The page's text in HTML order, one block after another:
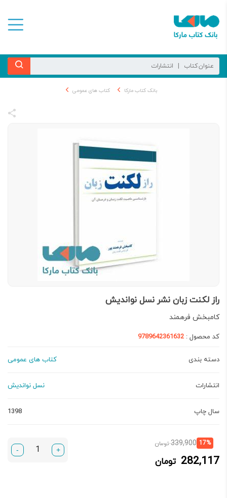
بانک کتاب مارکا کتاب های عمومی
راز لکنت زبان نشر نسل نواندیش
کامبخش فرهمند
کد محصول : 9789642361632
دسته بندی کتاب های عمومی
انتشارات نسل نواندیش
سال چاپ 1398
17%
339,900 تومانقیمت
282,117 تومان
قیمت
282,117 تومان.
+
-